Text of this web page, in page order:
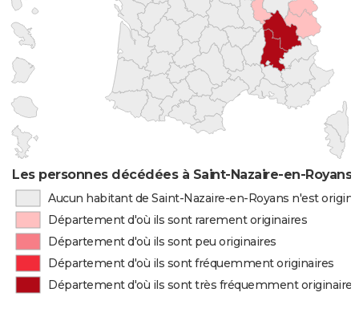
Les personnes décédées à Saint-Nazaire-en-Royans
Aucun habitant de Saint-Nazaire-en-Royans n'est
Département d'où ils sont rarement originaires
Département d'où ils sont peu originaires
Département d'où ils sont fréquemment originaires
Département d'où ils sont très fréquemment originaires